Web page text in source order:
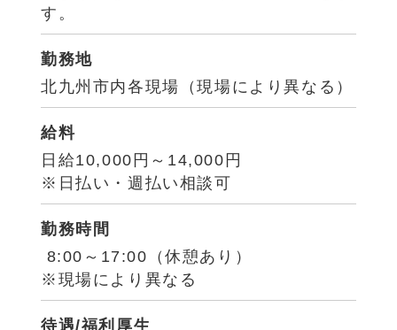
す。
勤務地
北九州市内各現場（現場により異なる）
給料
日給10,000円～14,000円
※日払い・週払い相談可
勤務時間
8:00～17:00（休憩あり）
※現場により異なる
待遇/福利厚生